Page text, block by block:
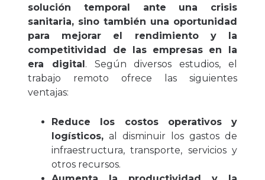
solución temporal ante una crisis
sanitaria, sino también una oportunidad
para mejorar el rendimiento y la
competitividad de las empresas en la
era digital . Según diversos estudios, el
trabajo remoto ofrece las siguientes
ventajas:
Reduce los costos operativos y
logísticos, al disminuir los gastos de
infraestructura, transporte, servicios y
otros recursos.